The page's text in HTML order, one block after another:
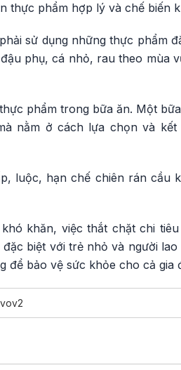
thực phẩm hợp lý và chế biến
sử dụng những thực phẩm
phụ, cá nhỏ, rau theo mùa
phẩm trong bữa ăn. Một
nằm ở cách lựa chọn và kết
luộc, hạn chế chiên rán cầu
khăn, việc thắt chặt chi
biệt với trẻ nhỏ và người
để bảo vệ sức khỏe cho cả gia
vov2